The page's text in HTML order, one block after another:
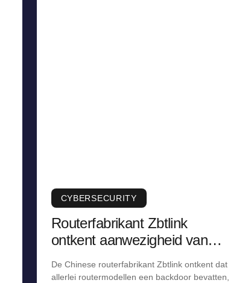
CYBERSECURITY
Routerfabrikant Zbtlink
ontkent aanwezigheid van
De Chinese routerfabrikant Zbtlink ontkent dat
allerlei routermodellen een backdoor bevatten,